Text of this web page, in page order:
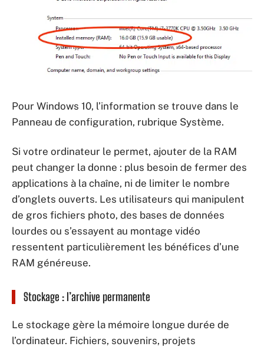
Pour Windows 10, l’information se trouve dans le
Panneau de configuration, rubrique Système.
Si votre ordinateur le permet, ajouter de la RAM
peut changer la donne : plus besoin de fermer des
applications à la chaîne, ni de limiter le nombre
d’onglets ouverts. Les utilisateurs qui manipulent
de gros fichiers photo, des bases de données
lourdes ou s’essayent au montage vidéo
ressentent particulièrement les bénéfices d’une
RAM généreuse.
Stockage : l’archive permanente
Le stockage gère la mémoire longue durée de
l’ordinateur. Fichiers, souvenirs, projets